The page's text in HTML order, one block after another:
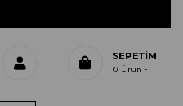
SEPETIM
0 Ürün